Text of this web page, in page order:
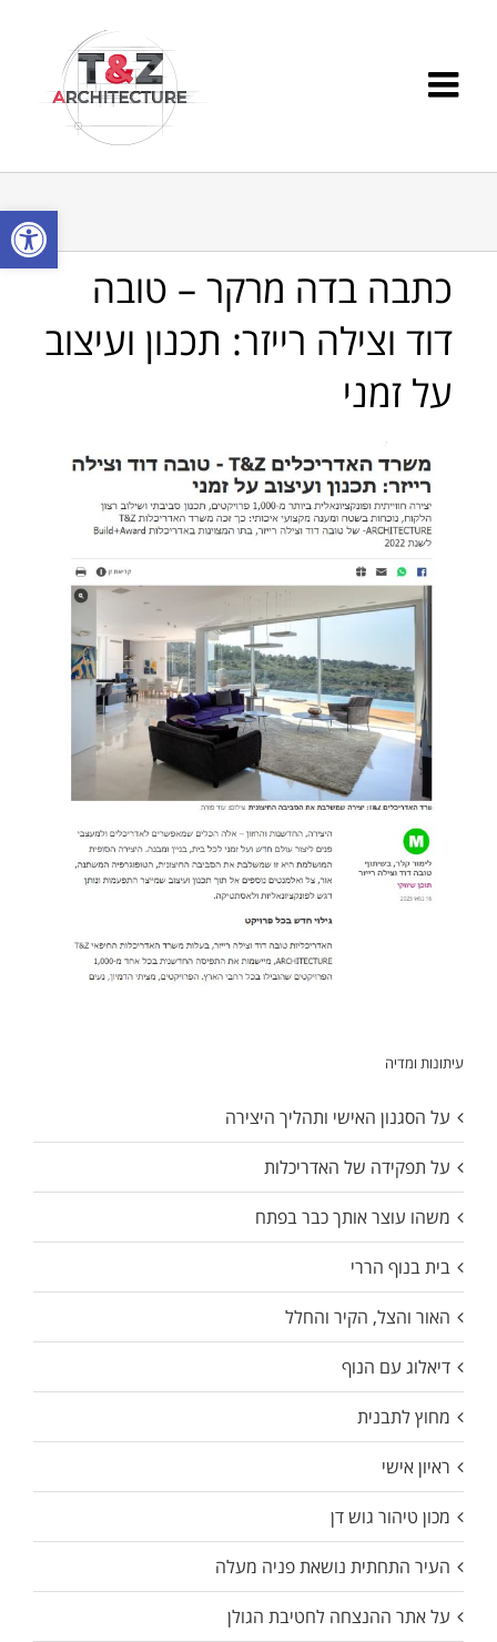
פתח
כתבה בדה מרקר – טובה
דוד וצילה רייזר: תכנון ועיצוב
על זמני
עיתונות ומדיה
על הסגנון האישי ותהליך היצירה
על תפקידה של האדריכלות
משהו עוצר אותך כבר בפתח
בית בנוף הררי
האור והצל, הקיר והחלל
דיאלוג עם הנוף
מחוץ לתבנית
ראיון אישי
מכון טיהור גוש דן
העיר התחתית נושאת פניה מעלה
על אתר ההנצחה לחטיבת הגולן